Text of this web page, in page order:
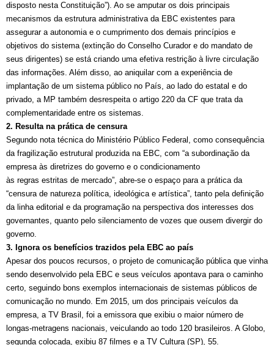
disposto nesta Constituição”). Ao se amputar os dois principais
mecanismos da estrutura administrativa da EBC existentes para
assegurar a autonomia e o cumprimento dos demais princípios e
objetivos do sistema (extinção do Conselho Curador e do mandato de
seus dirigentes) se está criando uma efetiva restrição à livre circulação
das informações. Além disso, ao aniquilar com a experiência de
implantação de um sistema público no País, ao lado do estatal e do
privado, a MP também desrespeita o artigo 220 da CF que trata da
complementaridade entre os sistemas.
2. Resulta na prática de censura
Segundo nota técnica do Ministério Público Federal, como consequência
da fragilização estrutural produzida na EBC, com “a subordinação da
empresa às diretrizes do governo e o condicionamento
às regras estritas de mercado”, abre-se o espaço para a prática da
“censura de natureza política, ideológica e artística”, tanto pela definição
da linha editorial e da programação na perspectiva dos interesses dos
governantes, quanto pelo silenciamento de vozes que ousem divergir do
governo.
3. Ignora os benefícios trazidos pela EBC ao país
Apesar dos poucos recursos, o projeto de comunicação pública que vinha
sendo desenvolvido pela EBC e seus veículos apontava para o caminho
certo, seguindo bons exemplos internacionais de sistemas públicos de
comunicação no mundo. Em 2015, um dos principais veículos da
empresa, a TV Brasil, foi a emissora que exibiu o maior número de
longas-metragens nacionais, veiculando ao todo 120 brasileiros. A Globo,
segunda colocada, exibiu 87 filmes e a TV Cultura (SP), 55.